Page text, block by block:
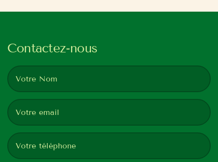
Contactez-nous